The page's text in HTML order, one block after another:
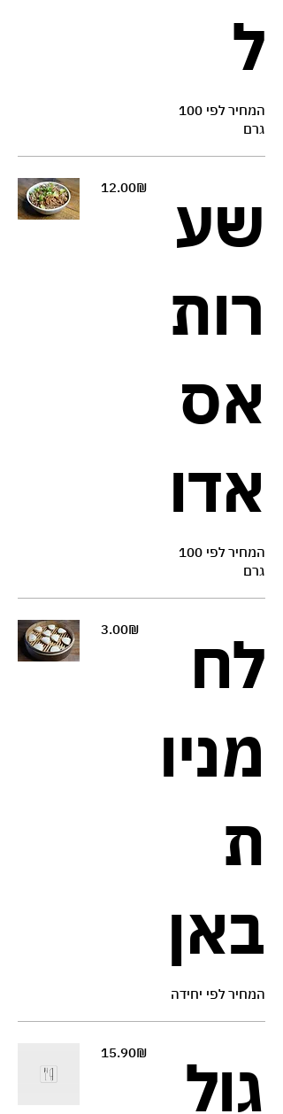
ל
המחיר לפי 100
גרם
שע
רות
אס
אדו
המחיר לפי 100
גרם
‏12.00 ‏₪
לח
מניו
ת
באן
המחיר לפי יחידה
‏3.00 ‏₪
גול ‏15.90 ‏₪